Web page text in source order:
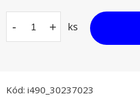
- + ks
Kód: i490_30237023